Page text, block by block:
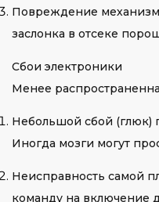
Повреждение
заслонка в отсеке
Сбои электроники
Менее
Небольшой сбой (глюк)
Иногда мозги могут
Неисправность самой
команду на включение